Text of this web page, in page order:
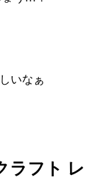
いなぁ
ラフト レ